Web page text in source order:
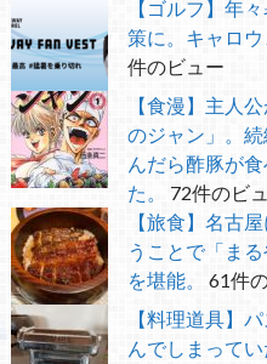
【ゴルフ】年
策に。キャロ
件のビュー
【食漫】主人
のジャン」。
んだら酢豚が
た。
72件のビ
【旅食】名古
うことで「ま
を堪能。
61件
【料理道具】
んでしまって